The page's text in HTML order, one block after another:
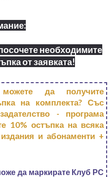
необходимите
от заявката!
да получите
на комплекта? Със
- програма
10% остъпка на всяка
и абонаменти +
да маркирате Клуб РС